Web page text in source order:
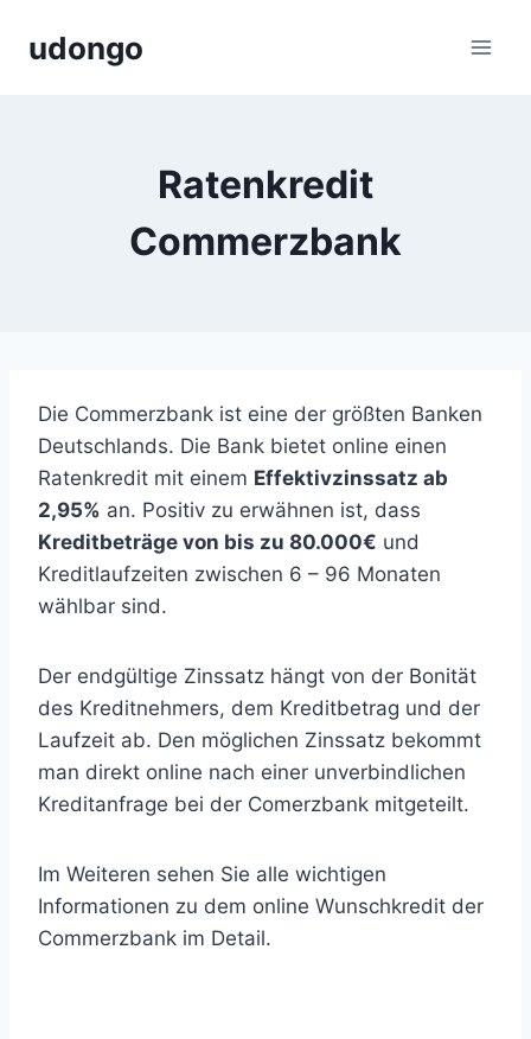
Inhaltudongo
Ratenkredit
Commerzbank
Die Commerzbank ist eine der größten Banken
Deutschlands. Die Bank bietet online einen
Ratenkredit mit einem Effektivzinssatz ab
2,95% an. Positiv zu erwähnen ist, dass
Kreditbeträge von bis zu 80.000€ und
Kreditlaufzeiten zwischen 6 – 96 Monaten
wählbar sind.
Der endgültige Zinssatz hängt von der Bonität
des Kreditnehmers, dem Kreditbetrag und der
Laufzeit ab. Den möglichen Zinssatz bekommt
man direkt online nach einer unverbindlichen
Kreditanfrage bei der Comerzbank mitgeteilt.
Im Weiteren sehen Sie alle wichtigen
Informationen zu dem online Wunschkredit der
Commerzbank im Detail.